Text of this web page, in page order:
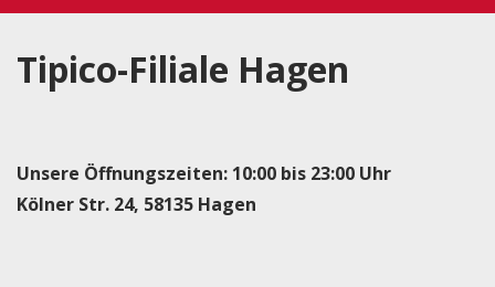
Tipico-Filiale Hagen
Unsere Öffnungszeiten: 10:00 bis 23:00 Uhr
Kölner Str. 24, 58135 Hagen